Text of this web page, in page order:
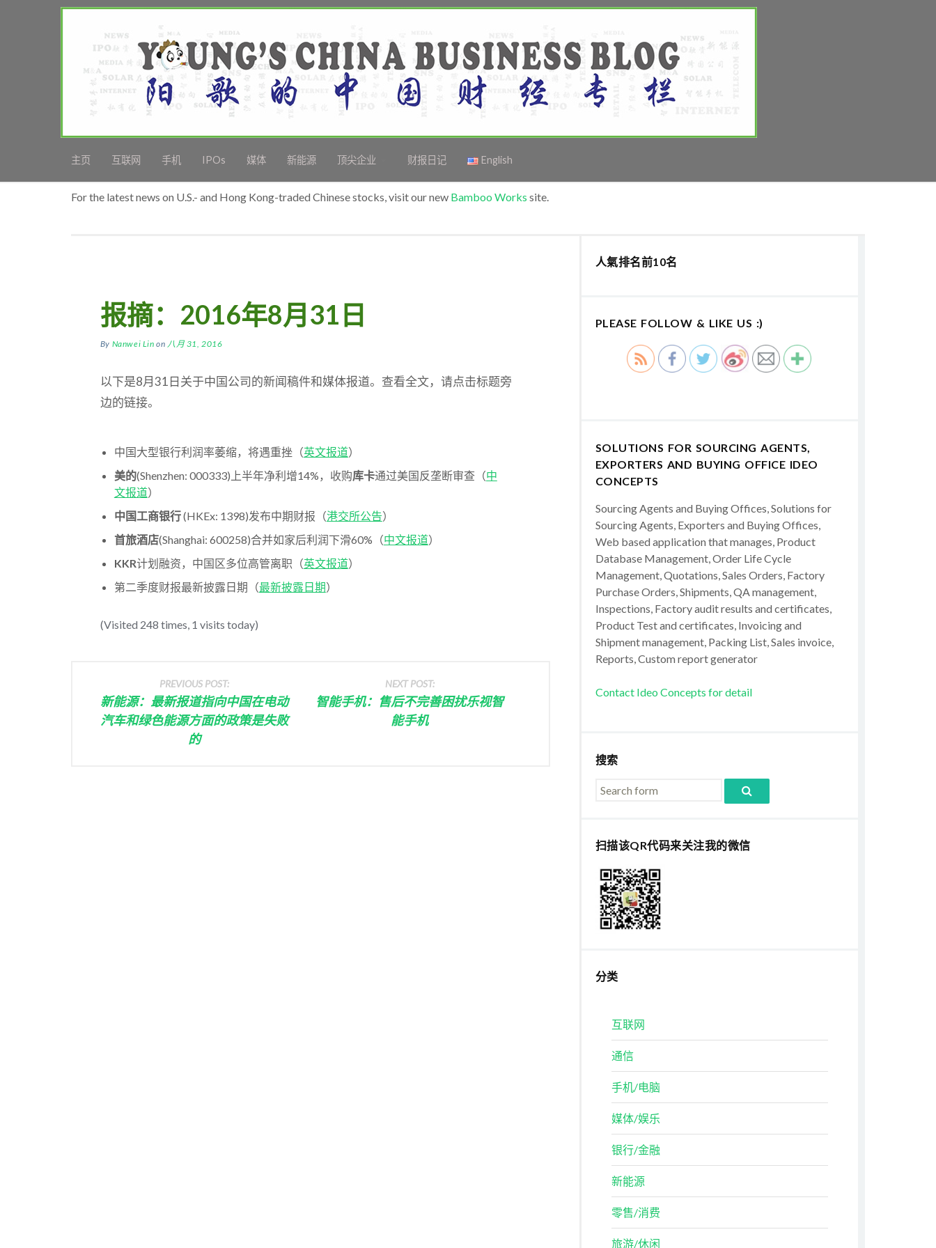
主页 互联网 手机 IPOs 媒体 新能源 顶尖企业 财报日记 English
For the latest news on U.S.- and Hong Kong-traded Chinese stocks, visit our new Bamboo Works site.
报摘：2016年8月31日
By Nanwei Lin on 八月 31, 2016
以下是8月31日关于中国公司的新闻稿件和媒体报道。查看全文，请点击标题旁
边的链接。
中国大型银行利润率萎缩，将遇重挫（英文报道）
美的(Shenzhen: 000333)上半年净利增14%，收购库卡通过美国反垄断审查（中
文报道）
中国工商银行(HKEx: 1398)发布中期财报（港交所公告）
首旅酒店(Shanghai: 600258)合并如家后利润下滑60%（中文报道）
KKR计划融资，中国区多位高管离职（英文报道）
第二季度财报最新披露日期（最新披露日期）
(Visited 248 times, 1 visits today)
PREVIOUS POST:
新能源：最新报道指向中国在电动
汽车和绿色能源方面的政策是失败
的
NEXT POST:
智能手机：售后不完善困扰乐视智
能手机
人氣排名前10名
PLEASE FOLLOW & LIKE US :)
SOLUTIONS FOR SOURCING AGENTS,
EXPORTERS AND BUYING OFFICE IDEO
CONCEPTS
Sourcing Agents and Buying Offices, Solutions for
Sourcing Agents, Exporters and Buying Offices,
Web based application that manages, Product
Database Management, Order Life Cycle
Management, Quotations, Sales Orders, Factory
Purchase Orders, Shipments, QA management,
Inspections, Factory audit results and certificates,
Product Test and certificates, Invoicing and
Shipment management, Packing List, Sales invoice,
Reports, Custom report generator
Contact Ideo Concepts for detail
搜索
扫描该QR代码来关注我的微信
分类
互联网
通信
手机/电脑
媒体/娱乐
银行/金融
新能源
零售/消费
旅游/休闲